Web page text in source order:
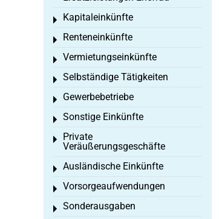
Kapitaleinkünfte
Toggle menu
Renteneinkünfte
Toggle menu
Vermietungseinkünfte
Toggle menu
Selbständige Tätigkeiten
Toggle menu
Gewerbebetriebe
Toggle menu
Sonstige Einkünfte
Toggle menu
Private
Veräußerungsgeschäfte
Toggle menu
Ausländische Einkünfte
Toggle menu
Vorsorgeaufwendungen
Toggle menu
Sonderausgaben
Toggle menu